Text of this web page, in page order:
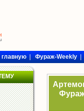
|Фураж-Weekly